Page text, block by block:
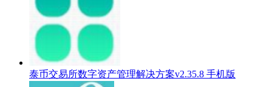
泰币交易所数字资产管理解决方案v2.35.8 手机版